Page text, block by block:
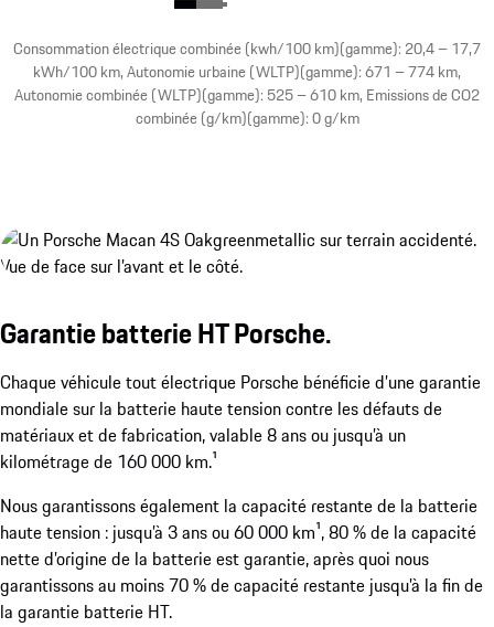
Consommation électrique combinée (kwh/100 km)(gamme): 20,4 – 17,7
kWh/100 km, Autonomie urbaine (WLTP)(gamme): 671 – 774 km,
Autonomie combinée (WLTP)(gamme): 525 – 610 km, Emissions de CO2
combinée (g/km)(gamme): 0 g/km
Garantie batterie HT Porsche.
Chaque véhicule tout électrique Porsche bénéficie d’une garantie
mondiale sur la batterie haute tension contre les défauts de
matériaux et de fabrication, valable 8 ans ou jusqu’à un
kilométrage de 160 000 km.¹
Nous garantissons également la capacité restante de la batterie
haute tension : jusqu’à 3 ans ou 60 000 km¹, 80 % de la capacité
nette d’origine de la batterie est garantie, après quoi nous
garantissons au moins 70 % de capacité restante jusqu’à la fin de
la garantie batterie HT.